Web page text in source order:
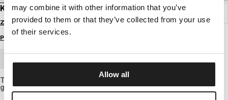
may combine it with other information that you’ve
provided to them or that they’ve collected from your use
of their services.
Allow all
KOSZULKA PLAYER
Zaloguj się by zobaczyć ceny
Przewodnik po rozmiarach
T-shirt o regularnym fasonie z bawełny o standardowej
grubości.